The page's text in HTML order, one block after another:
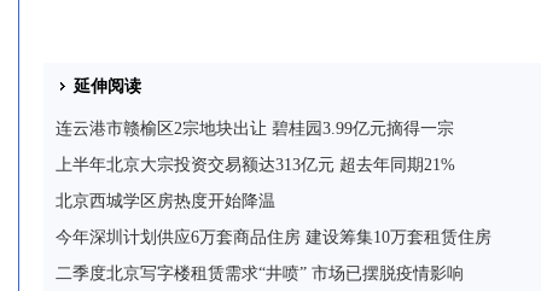
延伸阅读
连云港市赣榆区2宗地块出让 碧桂园3.99亿元摘得一宗
上半年北京大宗投资交易额达313亿元 超去年同期21%
北京西城学区房热度开始降温
今年深圳计划供应6万套商品住房 建设筹集10万套租赁住房
二季度北京写字楼租赁需求“井喷” 市场已摆脱疫情影响